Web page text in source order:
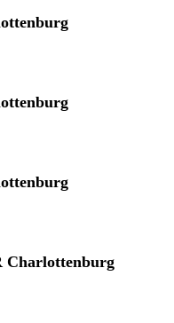
Charlottenburg